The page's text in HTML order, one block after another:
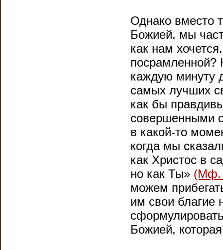
Однако вместо
Божией, мы
как нам
каждую минуту
самых лучших
как бы
совершенными
в какой-то
когда мы
как Христос в
но как Ты» (Мф.
можем
им свои благие
Божией,